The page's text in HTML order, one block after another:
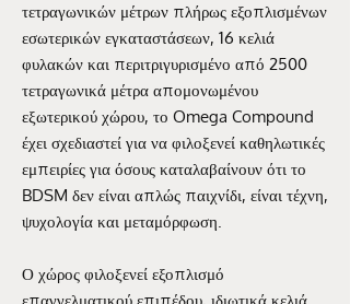
τετραγωνικών μέτρων πλήρως εξοπλισμένων
εσωτερικών εγκαταστάσεων, 16 κελιά
φυλακών και περιτριγυρισμένο από 2500
τετραγωνικά μέτρα απομονωμένου
εξωτερικού χώρου, το Omega Compound
έχει σχεδιαστεί για να φιλοξενεί καθηλωτικές
εμπειρίες για όσους καταλαβαίνουν ότι το
BDSM δεν είναι απλώς παιχνίδι, είναι τέχνη,
ψυχολογία και μεταμόρφωση.
Ο χώρος φιλοξενεί εξοπλισμό